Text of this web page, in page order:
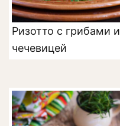
Ризотто с грибами и
чечевицей